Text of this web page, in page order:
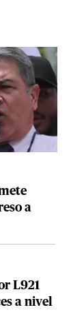
a
L921
a nivel